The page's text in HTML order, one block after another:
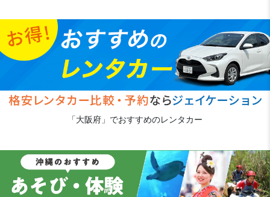
「大阪府」でおすすめのレンタカー